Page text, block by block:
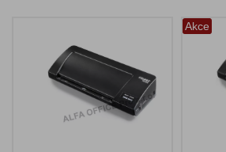
Akce